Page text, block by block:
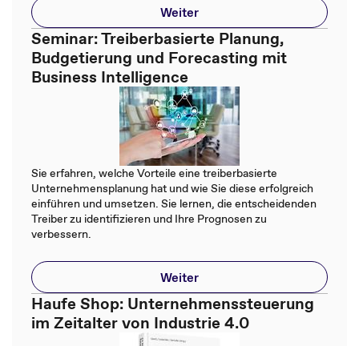
Weiter
Seminar: Treiberbasierte Planung,
Budgetierung und Forecasting mit
Business Intelligence
Sie erfahren, welche Vorteile eine treiberbasierte
Unternehmensplanung hat und wie Sie diese erfolgreich
einführen und umsetzen. Sie lernen, die entscheidenden
Treiber zu identifizieren und Ihre Prognosen zu
verbessern.
Weiter
Haufe Shop: Unternehmenssteuerung
im Zeitalter von Industrie 4.0